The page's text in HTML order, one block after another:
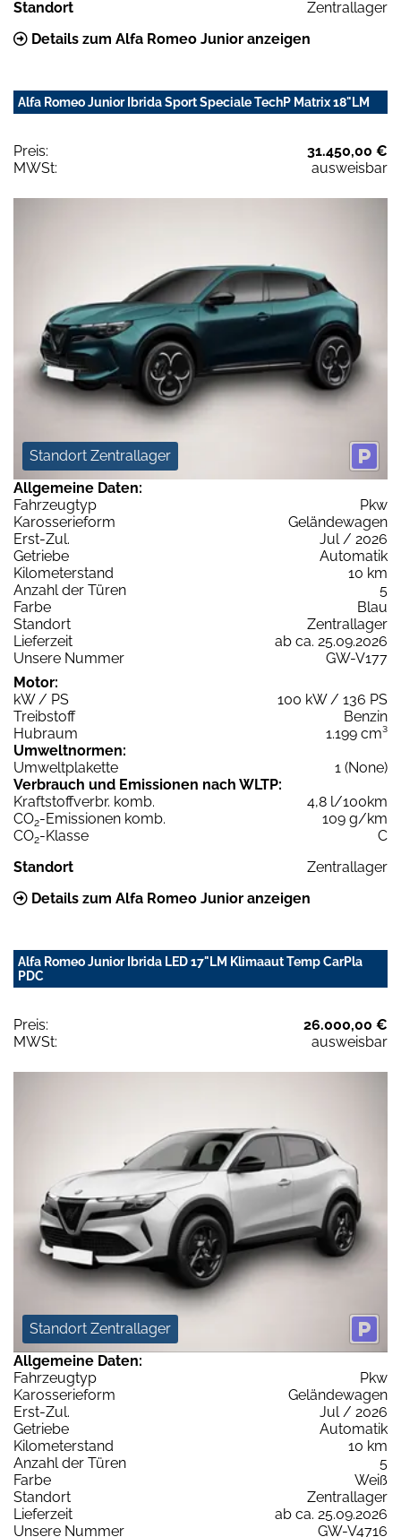
Standort
Zentrallager
Details zum Alfa Romeo Junior anzeigen
Alfa Romeo Junior Ibrida Sport Speciale TechP Matrix 18"LM
Preis:
31.450,00 €
MWSt:
ausweisbar
Standort Zentrallager
Allgemeine Daten:
Fahrzeugtyp
Pkw
Karosserieform
Geländewagen
Erst-Zul.
Jul / 2026
Getriebe
Automatik
Kilometerstand
10 km
Anzahl der Türen
5
Farbe
Blau
Standort
Zentrallager
Lieferzeit
ab ca. 25.09.2026
Unsere Nummer
GW-V177
Motor:
kW / PS
100 kW / 136 PS
Treibstoff
Benzin
Hubraum
1.199 cm³
Umweltnormen:
Umweltplakette
1 (None)
Verbrauch und Emissionen nach WLTP:
Kraftstoffverbr. komb.
4,8 l/100km
CO2-Emissionen komb.
109 g/km
CO2-Klasse
C
Standort
Zentrallager
Details zum Alfa Romeo Junior anzeigen
Alfa Romeo Junior Ibrida LED 17"LM Klimaaut Temp CarPla
PDC
Preis:
26.000,00 €
MWSt:
ausweisbar
Standort Zentrallager
Allgemeine Daten:
Fahrzeugtyp
Pkw
Karosserieform
Geländewagen
Erst-Zul.
Jul / 2026
Getriebe
Automatik
Kilometerstand
10 km
Anzahl der Türen
5
Farbe
Weiß
Standort
Zentrallager
Lieferzeit
ab ca. 25.09.2026
Unsere Nummer
GW-V4716